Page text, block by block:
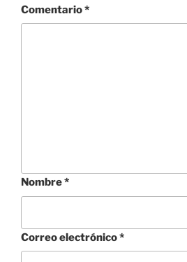
Comentario*
Nombre*
Correo electrónico*